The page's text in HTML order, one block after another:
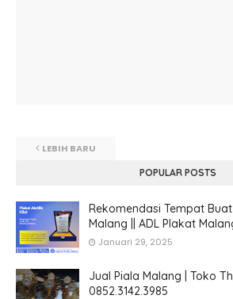
LEBIH BARU
POPULAR POSTS
Rekomendasi Tempat
Malang || ADL Plakat
Januari 29, 2025
Jual Piala Malang | Toko
0852.3142.3985